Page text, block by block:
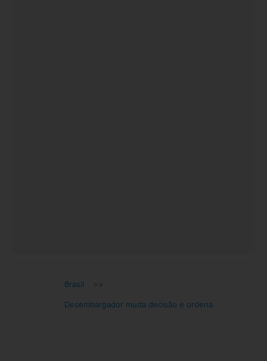
Brasil >>
Desembargador muda decisão e ordena